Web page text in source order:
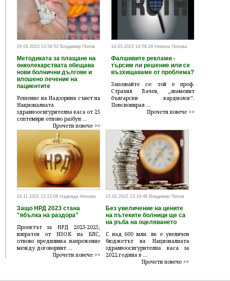
29.09.2023 13:59:52 Владимир Попов
Методиката за плащане на
онколекарствата обещава
нови болнични дългове и
влошено лечение на
пациентите
Решение на Надзорния съвет на
Националната
здравноосигурителна каса от 25
септември отново разбун ...
Прочети повече >>
14.03.2023 14:59:29 Невена Попова
Фалшивите реклами -
търсим ли решение или се
възхищаваме от проблема?
Запознайте се: той е проф.
Страхил Вачев, „знаменит
български кардиолог“.
Пенсионирал ...
Прочети повече >>
24.11.2022 15:15:08 Надежда Ненова
Защо НРД 2023 стана
"ябълка на раздора"
Проектът за НРД 2023-2025,
изпратен от НЗОК на БЛС,
отново предизвика напрежение
между договорнит ...
Прочети повече >>
15.02.2022 13:19:48 Владимир Попов
Без увеличение на цените
на пътеките болници ще са
на ръба на оцеляването
С над 600 млн. лв. е увеличен
бюджетът на Националната
здравноосигурителна каса за
2022 година в ...
Прочети повече >>